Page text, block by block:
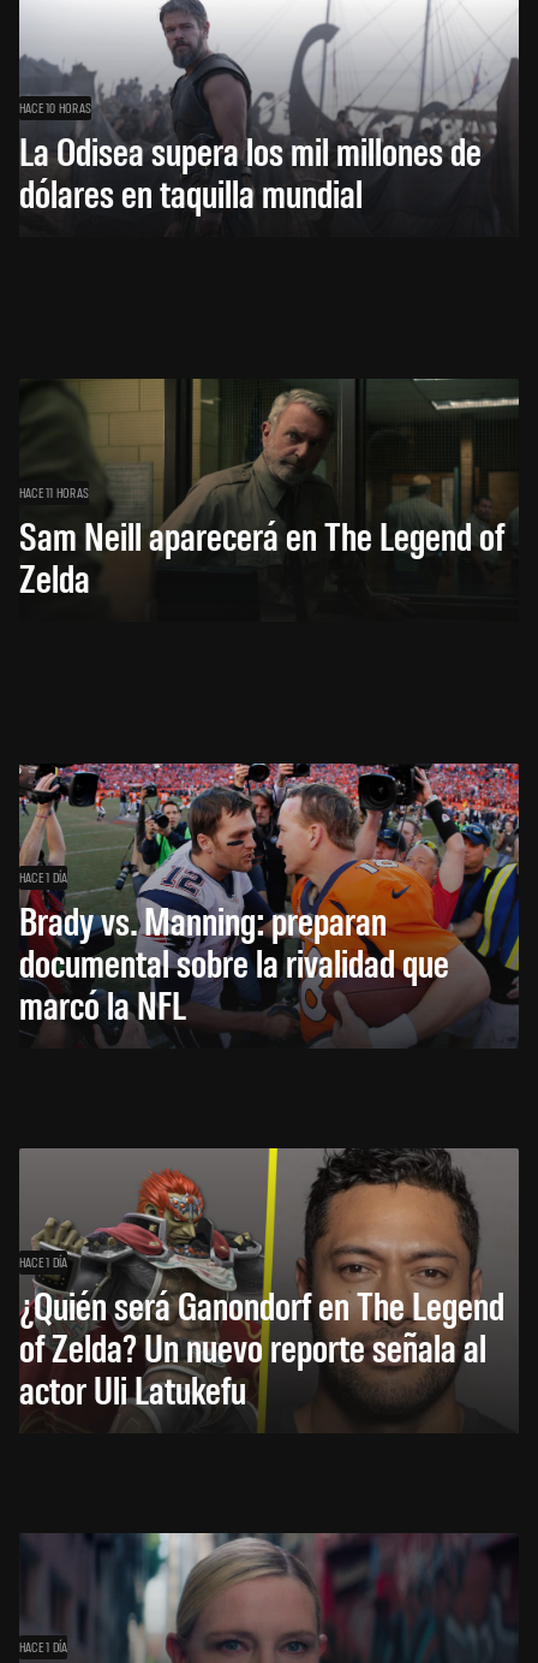
HACE 10 HORAS
La Odisea supera los mil millones de
dólares en taquilla mundial
HACE 11 HORAS
Sam Neill aparecerá en The Legend of
Zelda
HACE 1 DÍA
Brady vs. Manning: preparan
documental sobre la rivalidad que
marcó la NFL
HACE 1 DÍA
¿Quién será Ganondorf en The Legend
of Zelda? Un nuevo reporte señala al
actor Uli Latukefu
HACE 1 DÍA